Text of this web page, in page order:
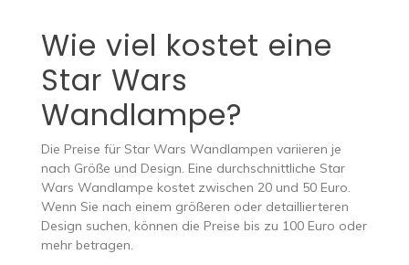
Wie viel kostet eine
Star Wars
Wandlampe?
Die Preise für Star Wars Wandlampen variieren je
nach Größe und Design. Eine durchschnittliche Star
Wars Wandlampe kostet zwischen 20 und 50 Euro.
Wenn Sie nach einem größeren oder detaillierteren
Design suchen, können die Preise bis zu 100 Euro oder
mehr betragen.